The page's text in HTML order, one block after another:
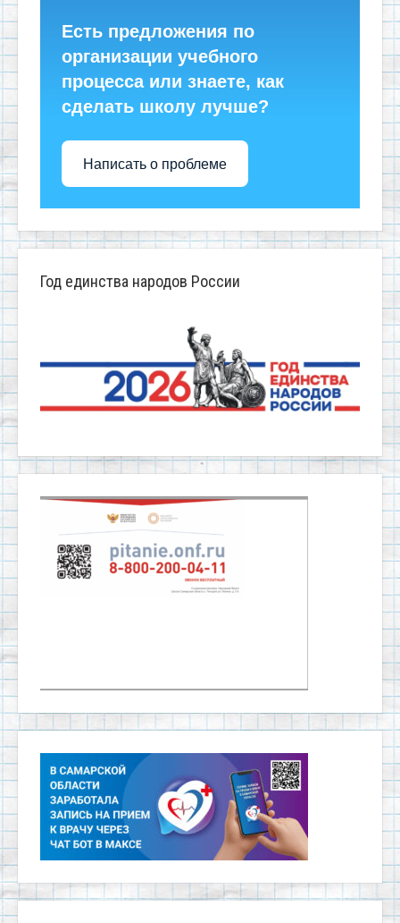
Есть предложения по
организации учебного
процесса или знаете, как
сделать школу лучше?
Написать о проблеме
Год единства народов России